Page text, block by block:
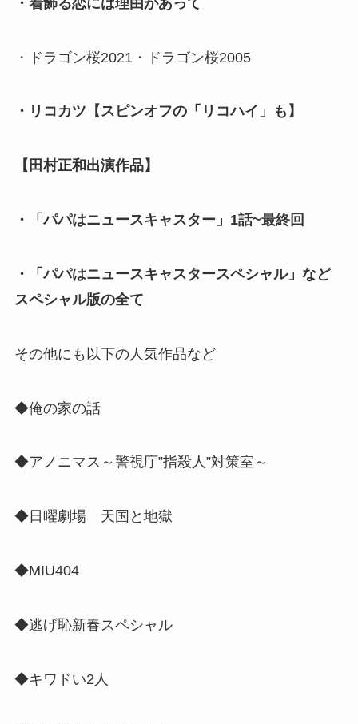
・ドラゴン桜2021・ドラゴン桜2005
・リコカツ【スピンオフの「リコハイ」も】
【田村正和出演作品】
・「パパはニュースキャスター」1話~最終回
・「パパはニュースキャスタースペシャル」など
スペシャル版の全て
その他にも以下の人気作品など
◆俺の家の話
◆アノニマス～警視庁”指殺人”対策室～
◆日曜劇場 天国と地獄
◆MIU404
◆逃げ恥新春スペシャル
◆キワドい2人